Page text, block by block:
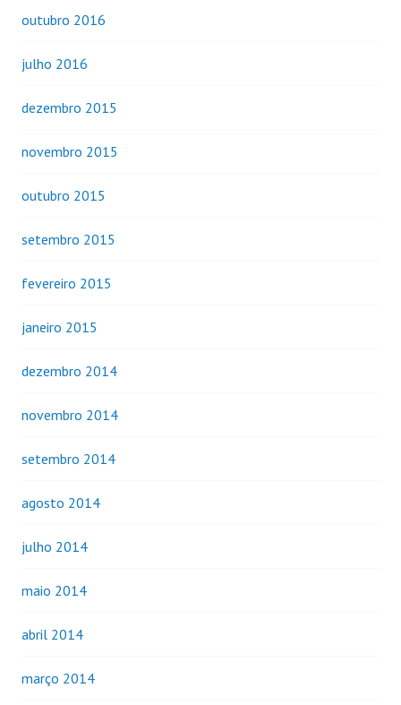
outubro 2016
julho 2016
dezembro 2015
novembro 2015
outubro 2015
setembro 2015
fevereiro 2015
janeiro 2015
dezembro 2014
novembro 2014
setembro 2014
agosto 2014
julho 2014
maio 2014
abril 2014
março 2014